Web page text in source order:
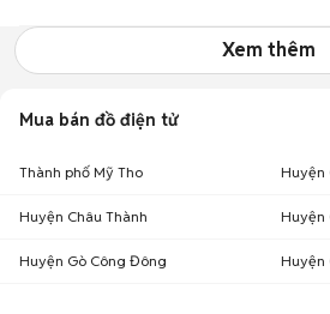
Xem thêm
Mua bán đồ điện tử
Thành phố Mỹ Tho Huyện
Huyện Châu Thành Huyện
Huyện Gò Công Đông Huyện